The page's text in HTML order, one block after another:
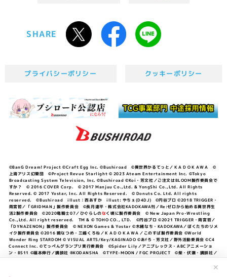
✕
SHARE
プライバシーポリシー クッキーポリシー
©BanG Dream! Project ©Craft Egg Inc. ©Bushiroad ©異世界かるてっと／ＫＡＤＯＫＡＷＡ ©
上海アリス幻樂団 ©Project Revue Starlight © 2023 Ateam Entertainment Inc. ©Tokyo
Broadcasting System Television, Inc. ©Bushiroad ©Koi・芳文社／ご注文はBLOOM製作委員会で
すか？ © 2016 COVER Corp. © 2017 Manjuu Co.,Ltd. & YongShi Co.,Ltd. All Rights
Reserved. © 2017 Yostar, Inc. All Rights Reserved. © Donuts Co. Ltd. All rights
reserved. ©Bushiroad illust：西あすか illust: やちぇ(D4DJ) ©円谷プロ ©2018 TRIGGER・
雨宮哲／「GRIDMAN」製作委員会 ©長月達平・株式会社KADOKAWA刊／Re:ゼロから始める異世界生
活2製作委員会 ©2020竜騎士07／ひぐらしのなく頃に製作委員会 © New Japan Pro-Wrestling
Co.,Ltd. All right reserved. TM & © TOHO CO., LTD. ©円谷プロ ©2021 TRIGGER・雨宮哲／
「DYNAZENON」製作委員会 © NEXON Games & Yostar ©木緒なち・KADOKAWA／ぼくたちのリメ
イク製作委員会 ©2016 暁なつめ・三嶋くろね／ＫＡＤＯＫＡＷＡ／このすば製作委員会 ©World
Wonder Ring STARDOM © VISUAL ARTS/Key/KAGINADO ©あfろ・芳文社／野外活動委員会 ©C4
Connect Inc. ©てっぺんグランプリ実行委員会 ©Spider Lily／アニプレックス・ABCアニメーショ
ン・BS11 ©福本伸行／講談社 ®KODANSHA ©TYPE-MOON / FGC PROJECT ©柴・伏瀬・講談社／